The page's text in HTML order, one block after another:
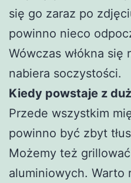
się go zaraz po
powinno nieco
Wówczas włókna się
nabiera soczystości.
Kiedy powstaje z
Przede wszystkim
powinno być zbyt
Możemy też
aluminiowych. Warto